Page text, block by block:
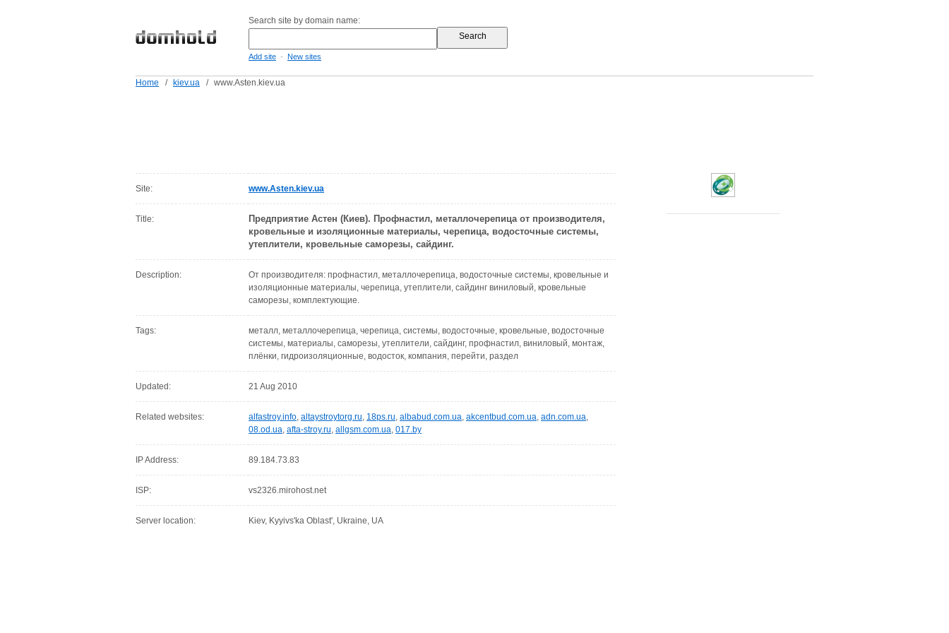
Search site by domain name:
Add site - New sites
Home / kiev.ua / www.Asten.kiev.ua
Site: www.Asten.kiev.ua
Title:
Предприятие Астен (Киев). Профнастил, металлочерепица от производителя,
кровельные и изоляционные материалы, черепица, водосточные системы,
утеплители, кровельные саморезы, сайдинг.
Description:
От производителя: профнастил, металлочерепица, водосточные системы, кровельные и
изоляционные материалы, черепица, утеплители, сайдинг виниловый, кровельные
саморезы, комплектующие.
Tags:
металл, металлочерепица, черепица, системы, водосточные, кровельные, водосточные
системы, материалы, саморезы, утеплители, сайдинг, профнастил, виниловый, монтаж,
плёнки, гидроизоляционные, водосток, компания, перейти, раздел
Updated: 21 Aug 2010
Related websites: alfastroy.info, altaystroytorg.ru, 18ps.ru, albabud.com.ua, akcentbud.com.ua, adn.com.ua,
08.od.ua, afta-stroy.ru, allgsm.com.ua, 017.by
IP Address: 89.184.73.83
ISP: vs2326.mirohost.net
Server location: Kiev, Kyyivs'ka Oblast', Ukraine, UA